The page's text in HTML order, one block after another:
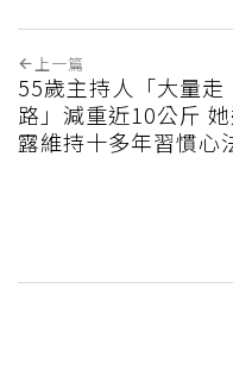
上一篇
55歲主持人「大量走
路」減重近10公斤
露維持十多年習慣心